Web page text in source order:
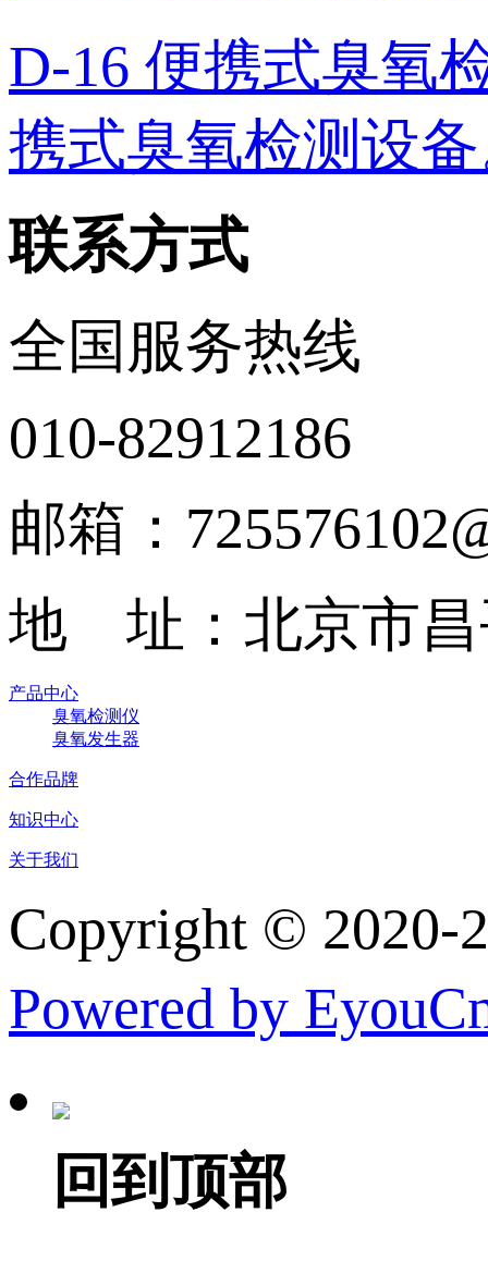
D-16 便携式臭氧
携式臭氧检测设
联系方式
全国服务热线
010-82912186
邮箱：
地 址：北京市昌
产品中心
臭氧检测仪
臭氧发生器
合作品牌
知识中心
关于我们
Copyright ©
Powered by
回到顶部